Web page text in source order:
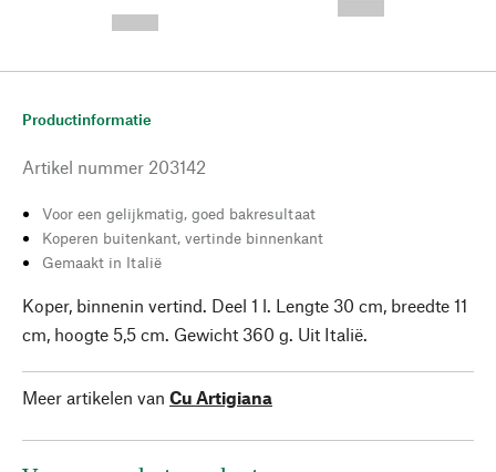
Productinformatie
Artikel nummer 203142
Voor een gelijkmatig, goed bakresultaat
Koperen buitenkant, vertinde binnenkant
Gemaakt in Italië
Koper, binnenin vertind. Deel 1 l. Lengte 30 cm, breedte 11
cm, hoogte 5,5 cm. Gewicht 360 g. Uit Italië.
Meer artikelen van Cu Artigiana